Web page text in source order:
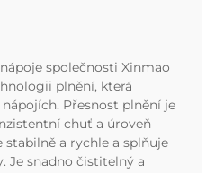
společnosti Xinmao
plnění, která
Přesnost plnění je
chuť a úroveň
a rychle a splňuje
Je snadno čistitelný a